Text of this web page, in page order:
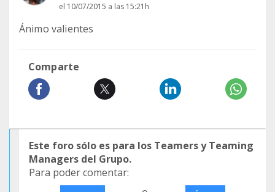
el 10/07/2015 a las 15:21h
Ánimo valientes
Comparte
Este foro sólo es para los Teamers y Teaming
Managers del Grupo.
Para poder comentar: